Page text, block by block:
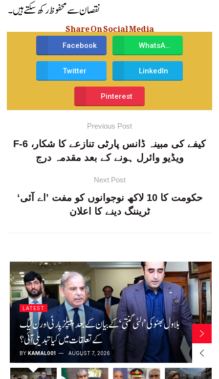
نقصان سے محفوظ رکھ سکتے ہیں۔
Share On Social Media
Facebook WhatsApp
Twitter LinkedIn
Pinterest
Previous Post
F-6 کیفے کی مبینہ ڈانس پارٹی تنازعے کا شکار،
ویڈیو وائرل ہونے کے بعد مقدمہ درج
Next Post
حکومت کا 10 لاکھ نوجوانوں کو مفت ’اے آئی‘
ٹریننگ دینے کا اعلان
LATEST
موجودہ نظام کہیں نہیں جا رہا، وزیراعظم مدت پوری کریں
گے: محسن نقوی
BY KAMAL001 AUGUST 6, 2026